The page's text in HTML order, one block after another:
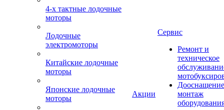
4-х тактные лодочные
моторы
Лодочные
электромоторы
Китайские лодочные
моторы
Японские лодочные
моторы
Акции
Сервис
Ремонт и
техническое
монтаж